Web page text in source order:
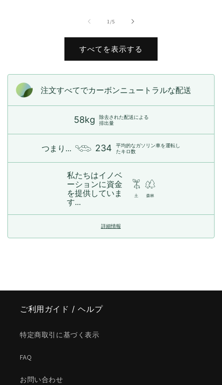
1/の
5
すべてを表示する
注文すべてでカーボンニュートラルな配送
58kg
除去された配送による
排出量
つまり... 234
平均的なガソリン車を運転し
たキロ数
私たちはイノベ
ーションに資金
を提供していま
す...
土 森林
詳細情報
ご利用ガイド / ヘルプ
特定商取引に基づく表示
FAQ
お問い合わせ